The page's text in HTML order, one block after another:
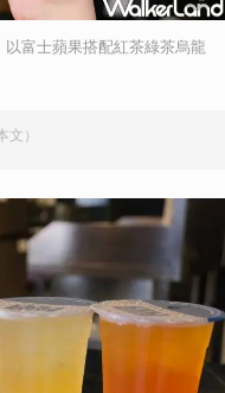
富士蘋果搭配紅茶綠茶烏龍
）